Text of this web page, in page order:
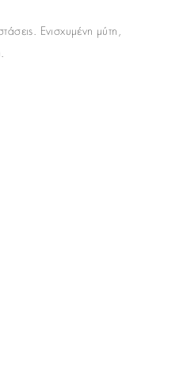
Ενισχυμένη μύτη,